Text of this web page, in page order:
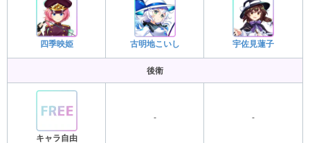
四季映姫 古明地こいし 宇佐見蓮子
後衛
キャラ自由
- -